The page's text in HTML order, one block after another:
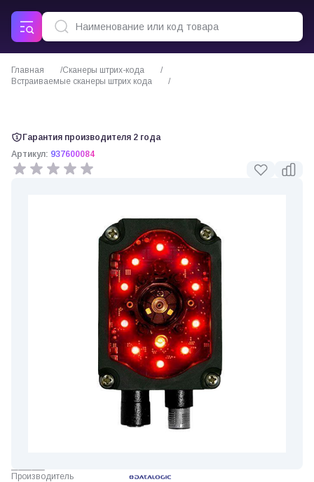
Главная
Сканеры штрих-кода
Встраиваемые сканеры штрих кода
Гарантия производителя 2 года
Артикул: 937600084
Производитель